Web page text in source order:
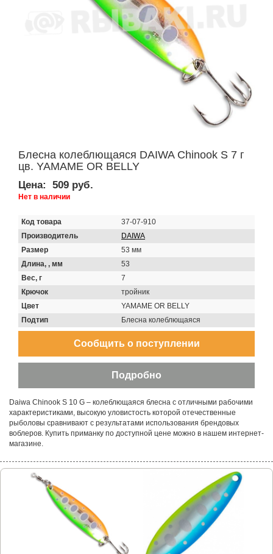
Блесна колеблющаяся DAIWA Chinook S 7 г
цв. YAMAME OR BELLY
Цена: 509 руб.
Нет в наличии
Код товара
37-07-910
Производитель
DAIWA
Размер
53 мм
Длина, , мм
53
Вес, г
7
Крючок
тройник
Цвет
YAMAME OR BELLY
Подтип
Блесна колеблющаяся
Daiwa Chinook S 10 G – колеблющаяся блесна с отличными рабочими
характеристиками, высокую уловистость которой отечественные
рыболовы сравнивают с результатами использования брендовых
воблеров. Купить приманку по доступной цене можно в нашем интернет-
магазине.